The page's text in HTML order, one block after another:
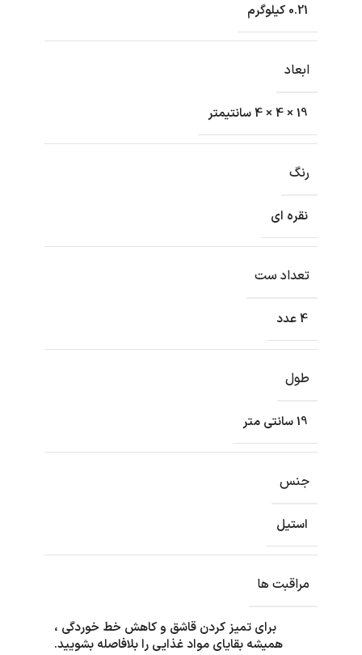
0.21 کیلوگرم
ابعاد
19 × 4 × 4 سانتیمتر
رنگ
نقره ای
تعداد ست
4 عدد
طول
19 سانتی متر
جنس
استیل
مراقبت ها
برای تمیز کردن قاشق و کاهش خط خوردگی ،
همیشه بقایای مواد غذایی را بلافاصله بشویید.